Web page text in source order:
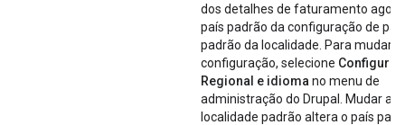
dos detalhes de faturamento
país padrão da configuração de país
padrão da localidade. Para mudar
configuração, selecione
Regional e idioma no menu de
administração do Drupal. Mudar a
localidade padrão altera o país